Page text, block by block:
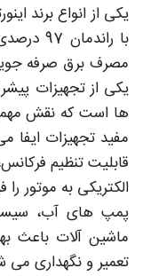
یکی از انواع برند
با
مصرف برق صرفه‌
یکی از تجهیزات
ها است که نقش
مفید تجهیزات
قابلیت تنظیم
الکتریکی به موتور
پمپ‌ های آب،
ماشین‌ آلات باعث
تعمیر و نگهداری می‌